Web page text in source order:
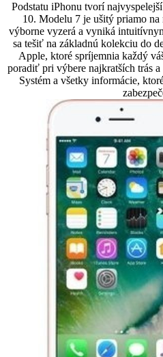
Podstatu iPhonu tvorí
10. Modelu 7 je ušitý priamo
výborne vyzerá a vyniká
sa tešiť na základnú kolekciu do
Apple, ktoré spríjemnia každý
poradiť pri výbere najkratších trás a
Systém a všetky informácie,